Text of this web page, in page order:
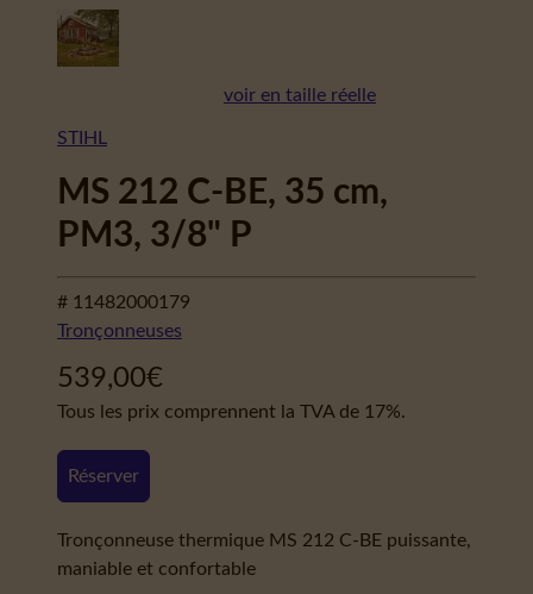
voir en taille réelle
STIHL
MS 212 C-BE, 35 cm,
PM3, 3/8" P
# 11482000179
Tronçonneuses
539,00€
Tous les prix comprennent la TVA de 17%.
Réserver
Tronçonneuse thermique MS 212 C-BE puissante,
maniable et confortable